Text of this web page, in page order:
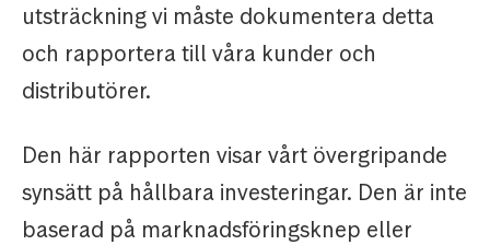
utsträckning vi måste dokumentera detta
och rapportera till våra kunder och
distributörer.
Den här rapporten visar vårt övergripande
synsätt på hållbara investeringar. Den är inte
baserad på marknadsföringsknep eller